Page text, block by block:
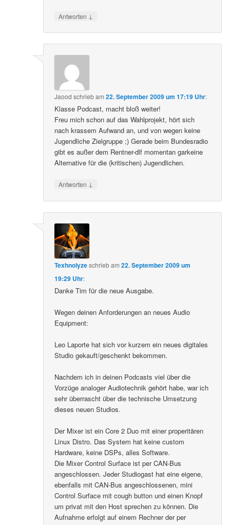
Antworten ↓
Jaood schriebam22. September 2009 um 17:19 Uhr:
Klasse Podcast, macht bloß weiter!
Freu mich schon auf das Wahlprojekt, hört sich
nach krassem Aufwand an, und von wegen keine
Jugendliche Zielgruppe ;) Gerade beim Bundesradio
gibt es außer dem Rentner-dlf momentan garkeine
Alternative für die (kritischen) Jugendlichen.
Antworten ↓
Texhnolyzeschriebam22. September 2009 um
19:29 Uhr:
Danke Tim für die neue Ausgabe.
Wegen deinen Anforderungen an neues Audio
Equipment:
Leo Laporte hat sich vor kurzem ein neues digitales
Studio gekauft/geschenkt bekommen.
Nachdem ich in deinen Podcasts viel über die
Vorzüge analoger Audiotechnik gehört habe, war ich
sehr überrascht über die technische Umsetzung
dieses neuen Studios.
Der Mixer ist ein Core 2 Duo mit einer properitären
Linux Distro. Das System hat keine custom
Hardware, keine DSPs, alles Software.
Die Mixer Control Surface ist per CAN-Bus
angeschlossen. Jeder Studiogast hat eine eigene,
ebenfalls mit CAN-Bus angeschlossenen, mini
Control Surface mit cough button und einen Knopf
um privat mit den Host sprechen zu können. Die
Aufnahme erfolgt auf einem Rechner der per